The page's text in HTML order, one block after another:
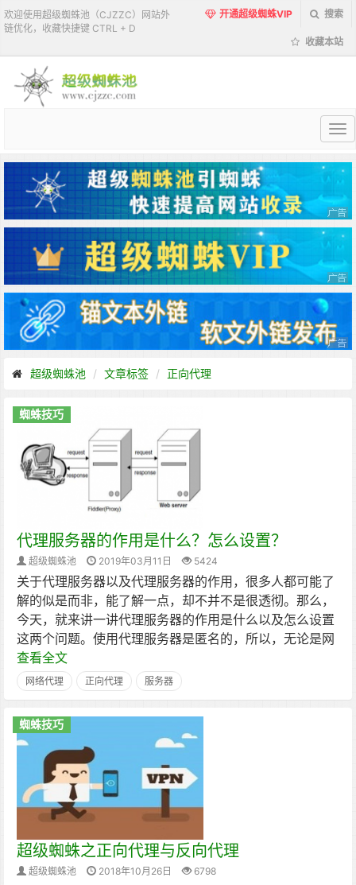
欢迎使用超级蜘蛛池（CJZZC）网站外
链优化，收藏快捷键 CTRL + D
开通超级蜘蛛VIP 搜索
收藏本站
超
蜘
蛛
池
超级蜘蛛池 文章标签 正向代理
蜘蛛技巧
代理服务器的作用是什么？怎么设置？
超级蜘蛛池 2019年03月11日 5424
关于代理服务器以及代理服务器的作用，很多人都可能了
解的似是而非，能了解一点，却不并不是很透彻。那么，
今天，就来讲一讲代理服务器的作用是什么以及怎么设置
这两个问题。使用代理服务器是匿名的，所以，无论是网
查看全文
网络代理 正向代理 服务器
蜘蛛技巧
超级蜘蛛之正向代理与反向代理
超级蜘蛛池 2018年10月26日 6798